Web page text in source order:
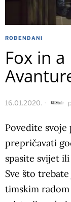
ROĐENDANI
Fox in a
16.01.2020.
Povedite
prepričavati
spasite svijet
Sve što
timskim